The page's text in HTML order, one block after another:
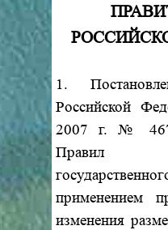
1.
Российской
2007 г. №
Правил
применением
изменения